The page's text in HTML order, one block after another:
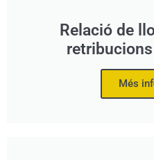
Relació de
Més